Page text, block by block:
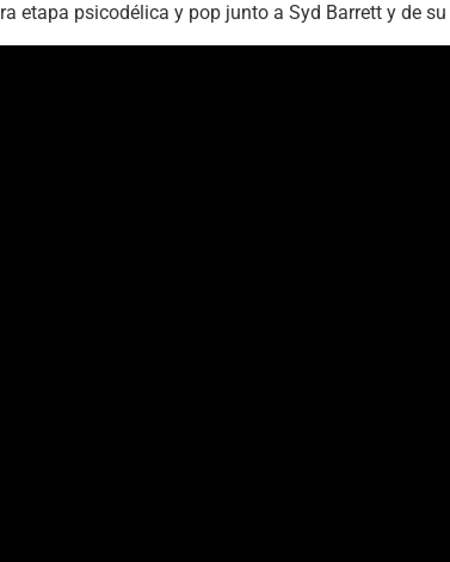
etapa psicodélica y pop junto a Syd Barrett y de su